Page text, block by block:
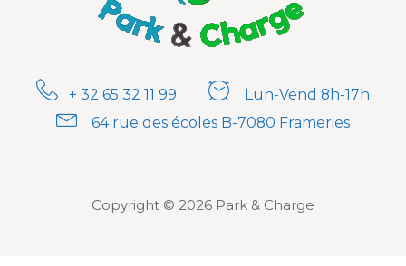
+ 32 65 32 11 99
Lun-Vend 8h-17h
64 rue des écoles B-7080 Frameries
Copyright © 2026 Park & Charge